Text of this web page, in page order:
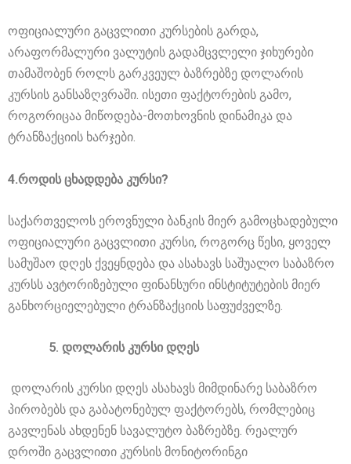
ოფიციალური გაცვლითი კურსების გარდა,
არაფორმალური ვალუტის გადამცვლელი ჯიხურები
თამაშობენ როლს გარკვეულ ბაზრებზე დოლარის
კურსის განსაზღვრაში. ისეთი ფაქტორების გამო,
როგორიცაა მიწოდება-მოთხოვნის დინამიკა და
ტრანზაქციის ხარჯები.
4.როდის ცხადდება კურსი?
საქართველოს ეროვნული ბანკის მიერ გამოცხადებული
ოფიციალური გაცვლითი კურსი, როგორც წესი, ყოველ
სამუშაო დღეს ქვეყნდება და ასახავს საშუალო საბაზრო
კურსს ავტორიზებული ფინანსური ინსტიტუტების მიერ
განხორციელებული ტრანზაქციის საფუძველზე.
დოლარის კურსი დღეს
დოლარის კურსი დღეს ასახავს მიმდინარე საბაზრო
პირობებს და გაბატონებულ ფაქტორებს, რომლებიც
გავლენას ახდენენ სავალუტო ბაზრებზე. რეალურ
დროში გაცვლითი კურსის მონიტორინგი